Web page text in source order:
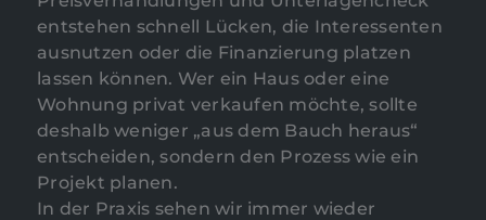
entstehen schnell Lücken, die Interessenten
ausnutzen oder die Finanzierung platzen
lassen können. Wer ein Haus oder eine
Wohnung privat verkaufen möchte, sollte
deshalb weniger „aus dem Bauch heraus“
entscheiden, sondern den Prozess wie ein
Projekt planen.
In der Praxis sehen wir immer wieder